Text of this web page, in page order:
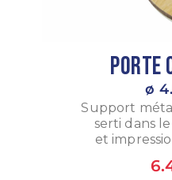
Porte
ø
Support
serti dans
et